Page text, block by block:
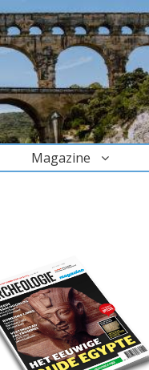
Magazine